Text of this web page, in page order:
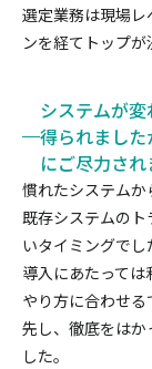
選定業務は現場
ンを経てトップが
システムが
得られまし
にご尽力され
慣れたシステムか
既存システムの
いタイミングでし
導入にあたって
やり方に合わせ
先し、徹底をはか
した。